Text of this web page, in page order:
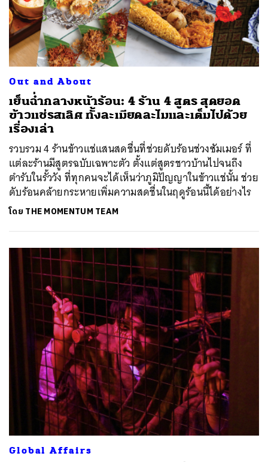
Out and About
เย็นฉ่ำกลางหน้าร้อน: 4 ร้าน 4 สูตร สุดยอด
ข้าวแช่รสเลิศ ทั้งละเมียดละไมและเต็มไปด้วย
เรื่องเล่า
รวบรวม 4 ร้านข้าวแช่แสนสดชื่นที่ช่วยดับร้อนช่วงซัมเมอร์ ที่
แต่ละร้านมีสูตรฉบับเฉพาะตัว ตั้งแต่สูตรชาวบ้านไปจนถึง
ตำรับในรั้ววัง ที่ทุกคนจะได้เห็นว่าภูมิปัญญาในข้าวแช่นั้น ช่วย
ดับร้อนคล้ายกระหายเพิ่มความสดชื่นในฤดูร้อนนี้ได้อย่างไร
โดย THE MOMENTUM TEAM
Global Affairs